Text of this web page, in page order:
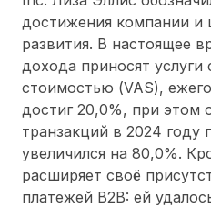
достижения компании и
развития. В настоящее
дохода приносят услуги
стоимостью (VAS),
достиг 20,0%, при этом
транзакций в 2024 году
увеличился на 80,0%.
расширяет своё
платежей B2B: ей